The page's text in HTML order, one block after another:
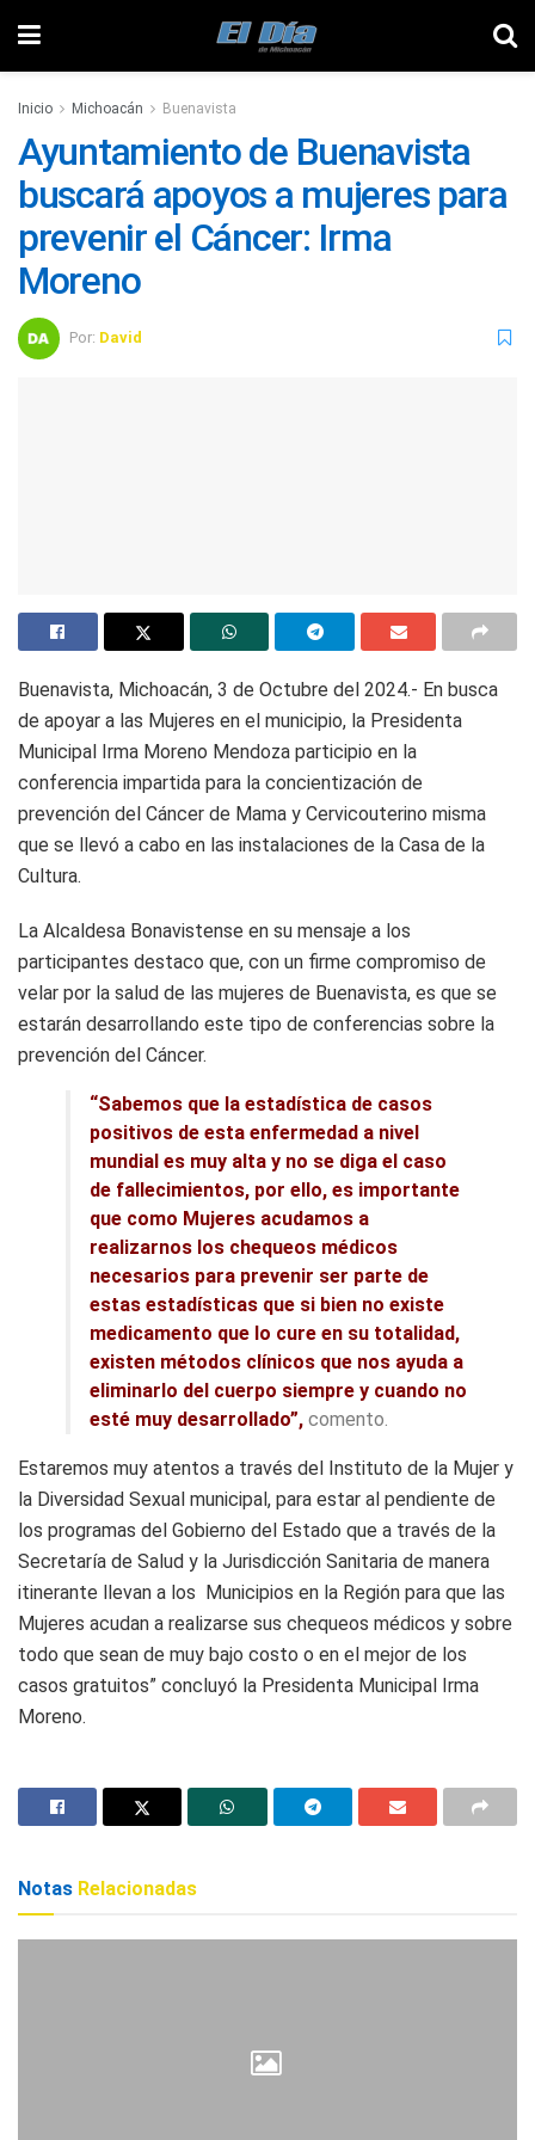
Inicio Michoacán Buenavista
Ayuntamiento de Buenavista
buscará apoyos a mujeres para
prevenir el Cáncer: Irma
Moreno
Por: David
Buenavista, Michoacán, 3 de Octubre del 2024.- En busca
de apoyar a las Mujeres en el municipio, la Presidenta
Municipal Irma Moreno Mendoza participio en la
conferencia impartida para la concientización de
prevención del Cáncer de Mama y Cervicouterino misma
que se llevó a cabo en las instalaciones de la Casa de la
Cultura.
La Alcaldesa Bonavistense en su mensaje a los
participantes destaco que, con un firme compromiso de
velar por la salud de las mujeres de Buenavista, es que se
estarán desarrollando este tipo de conferencias sobre la
prevención del Cáncer.
“Sabemos que la estadística de casos
positivos de esta enfermedad a nivel
mundial es muy alta y no se diga el caso
de fallecimientos, por ello, es importante
que como Mujeres acudamos a
realizarnos los chequeos médicos
necesarios para prevenir ser parte de
estas estadísticas que si bien no existe
medicamento que lo cure en su totalidad,
existen métodos clínicos que nos ayuda a
eliminarlo del cuerpo siempre y cuando no
esté muy desarrollado”, comento.
Estaremos muy atentos a través del Instituto de la Mujer y
la Diversidad Sexual municipal, para estar al pendiente de
los programas del Gobierno del Estado que a través de la
Secretaría de Salud y la Jurisdicción Sanitaria de manera
itinerante llevan a los Municipios en la Región para que las
Mujeres acudan a realizarse sus chequeos médicos y sobre
todo que sean de muy bajo costo o en el mejor de los
casos gratuitos” concluyó la Presidenta Municipal Irma
Moreno.
Notas Relacionadas